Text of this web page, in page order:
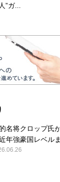
”ガ...
名将クロップ氏
年強豪国レベル